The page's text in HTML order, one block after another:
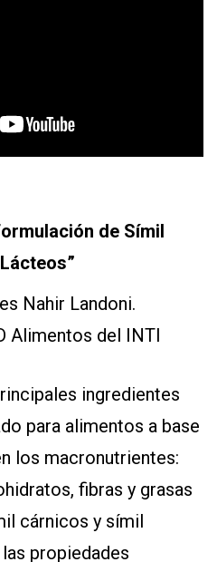
de Símil
Nahir Landoni.
Alimentos del INTI
ingredientes
para alimentos a base
los macronutrientes:
fibras y grasas
cárnicos y símil
propiedades